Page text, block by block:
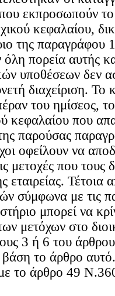
που εκπροσωπούν
κεφαλαίου,
της παραγράφου
πορεία αυτής
υποθέσεων δεν
διαχείριση. Το
του ημίσεος,
κεφαλαίου που
παρούσας
οφείλουν να
μετοχές που τους
εταιρείας. Τέτοια
σύμφωνα με τις
μπορεί να
μετόχων στο
3 ή 6 του
βάση το άρθρο
με το άρθρο 49